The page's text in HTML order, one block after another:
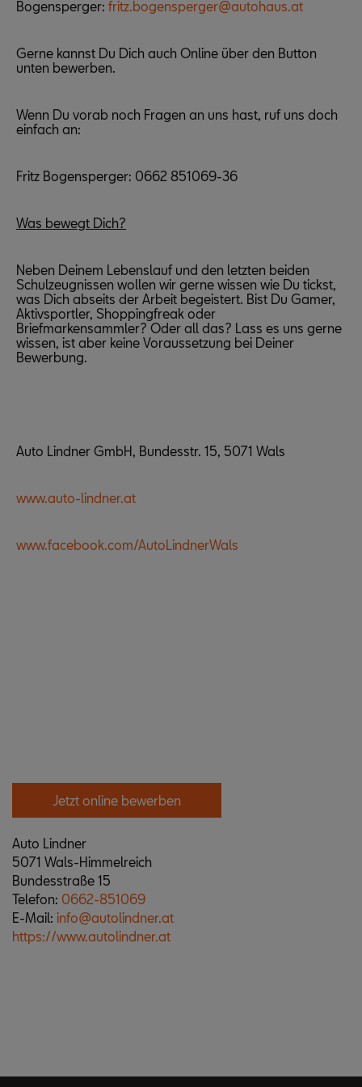
Bogensperger: fritz.bogensperger@autohaus.at
Gerne kannst Du Dich auch Online über den Button
unten bewerben.
Wenn Du vorab noch Fragen an uns hast, ruf uns doch
einfach an:
Fritz Bogensperger: 0662 851069-36
Was bewegt Dich?
Neben Deinem Lebenslauf und den letzten beiden
Schulzeugnissen wollen wir gerne wissen wie Du tickst,
was Dich abseits der Arbeit begeistert. Bist Du Gamer,
Aktivsportler, Shoppingfreak oder
Briefmarkensammler? Oder all das? Lass es uns gerne
wissen, ist aber keine Voraussetzung bei Deiner
Bewerbung.
Auto Lindner GmbH, Bundesstr. 15, 5071 Wals
www.auto-lindner.at
www.facebook.com/AutoLindnerWals
Jetzt online bewerben
Auto Lindner
5071 Wals-Himmelreich
Bundesstraße 15
Telefon: 0662-851069
E-Mail: info@autolindner.at
https://www.autolindner.at
eingesehen werden.